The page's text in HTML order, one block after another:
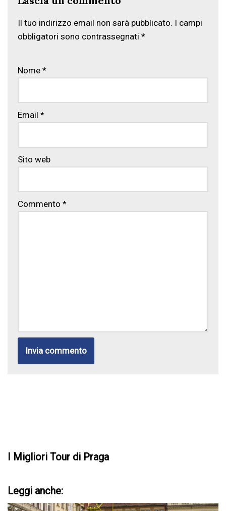
Il tuo indirizzo email non sarà pubblicato. I campi
obbligatori sono contrassegnati *
Nome *
Email *
Sito web
Commento *
I Migliori Tour di Praga
Leggi anche: